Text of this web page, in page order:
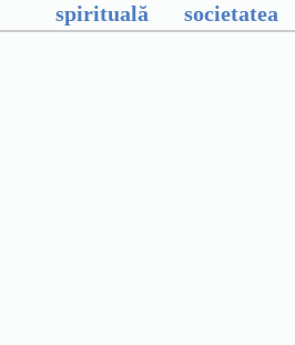
spirituală
societatea